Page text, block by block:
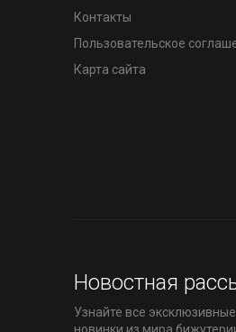
Контакты
Пользовательское
Карта сайта
Новостная
Узнайте все